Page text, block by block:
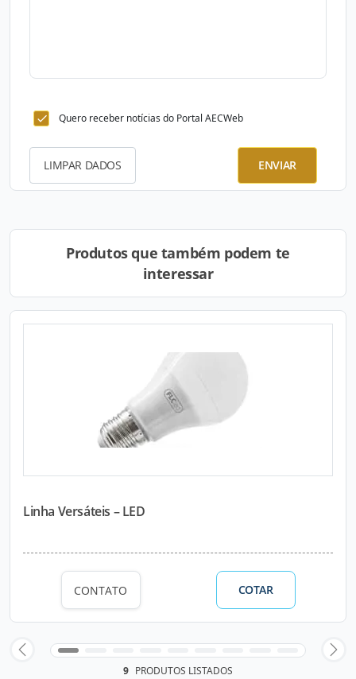
Quero receber notícias do Portal AECWeb
LIMPAR DADOS ENVIAR
Produtos que também podem te
interessar
Linha Versáteis – LED
CONTATO COTAR
9 PRODUTOS LISTADOS